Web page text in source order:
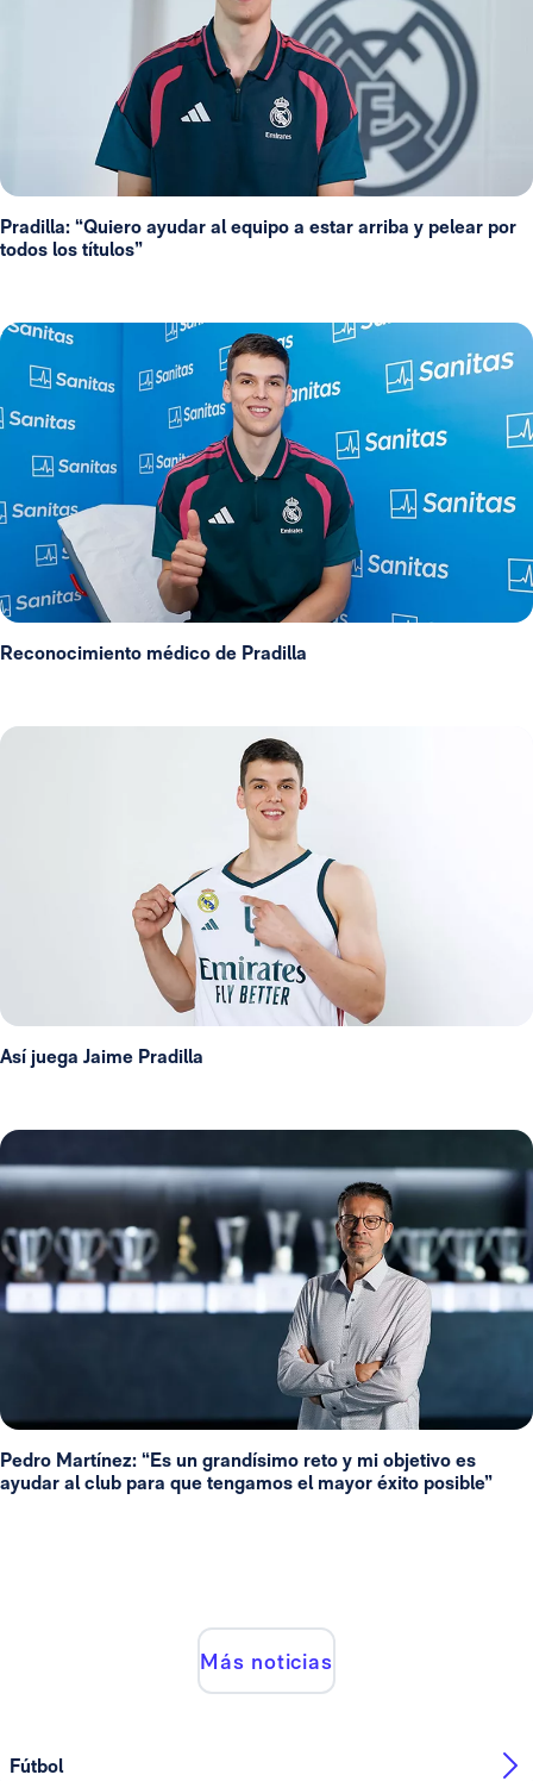
Pradilla: “Quiero ayudar al equipo a estar arriba y pelear por
todos los títulos”
Reconocimiento médico de Pradilla
Así juega Jaime Pradilla
Pedro Martínez: “Es un grandísimo reto y mi objetivo es
ayudar al club para que tengamos el mayor éxito posible”
Más noticias
Fútbol